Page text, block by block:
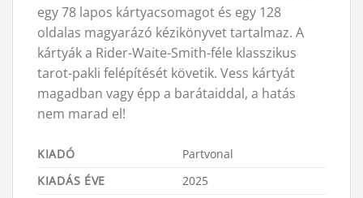
egy 78 lapos kártyacsomagot és egy 128
oldalas magyarázó kézikönyvet tartalmaz. A
kártyák a Rider-Waite-Smith-féle klasszikus
tarot-pakli felépítését követik. Vess kártyát
magadban vagy épp a barátaiddal, a hatás
nem marad el!
KIADÓ
Partvonal
KIADÁS ÉVE
2025